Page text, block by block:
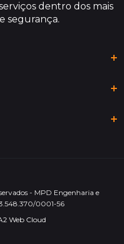
dentro dos mais
segurança.
- MPD Engenharia e
0001-56
Web Cloud